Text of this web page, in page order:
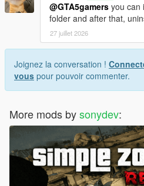
@GTA5gamers you can
folder and after that,
27 juillet 2026
Joignez la conversation !
vous pour pouvoir commenter.
More mods bysonydev: